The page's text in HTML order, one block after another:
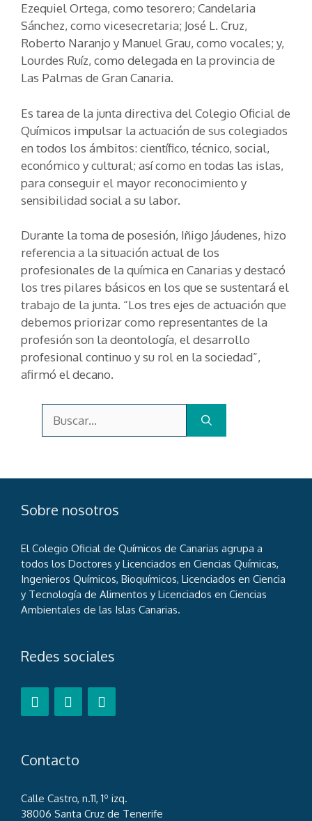
Ezequiel Ortega, como tesorero; Candelaria
Sánchez, como vicesecretaria; José L. Cruz,
Roberto Naranjo y Manuel Grau, como vocales; y,
Lourdes Ruíz, como delegada en la provincia de
Las Palmas de Gran Canaria.
Es tarea de la junta directiva del Colegio Oficial de
Químicos impulsar la actuación de sus colegiados
en todos los ámbitos: científico, técnico, social,
económico y cultural; así como en todas las islas,
para conseguir el mayor reconocimiento y
sensibilidad social a su labor.
Durante la toma de posesión, Iñigo Jáudenes, hizo
referencia a la situación actual de los
profesionales de la química en Canarias y destacó
los tres pilares básicos en los que se sustentará el
trabajo de la junta. “Los tres ejes de actuación que
debemos priorizar como representantes de la
profesión son la deontología, el desarrollo
profesional continuo y su rol en la sociedad”,
afirmó el decano.
Sobre nosotros
El Colegio Oficial de Químicos de Canarias agrupa a
todos los Doctores y Licenciados en Ciencias Químicas,
Ingenieros Químicos, Bioquímicos, Licenciados en Ciencia
y Tecnología de Alimentos y Licenciados en Ciencias
Ambientales de las Islas Canarias.
Redes sociales
Contacto
Calle Castro, n.11, 1º izq.
38006 Santa Cruz de Tenerife